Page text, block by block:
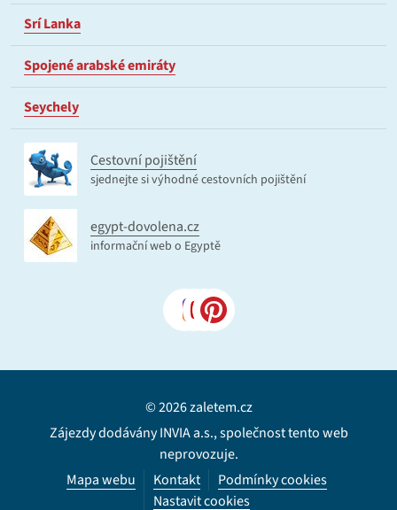
Srí Lanka
Spojené arabské emiráty
Seychely
Cestovní pojištění
sjednejte si výhodné cestovních pojištění
egypt-dovolena.cz
informační web o Egyptě
© 2026 zaletem.cz
Zájezdy dodávány INVIA a.s., společnost tento web
neprovozuje.
Mapa webu
Kontakt
Podmínky cookies
Nastavit cookies